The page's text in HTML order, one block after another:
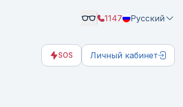
1147 Русский
SOS Личный кабинет